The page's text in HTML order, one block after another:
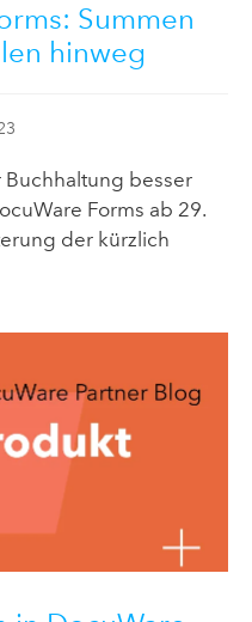
Summen
hinweg
besser
Forms ab 29.
der kürzlich